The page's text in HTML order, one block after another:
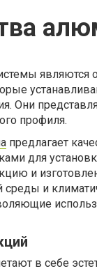
являются
Они
профиля.
предлагает
для
и
и
в себе